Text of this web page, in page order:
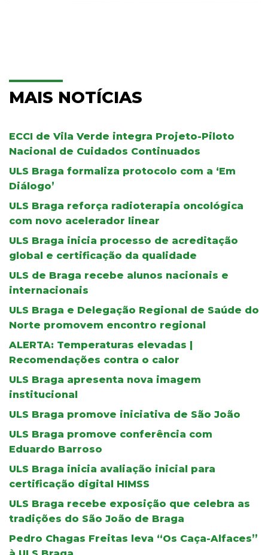
MAIS NOTÍCIAS
ECCI de Vila Verde integra Projeto-Piloto
Nacional de Cuidados Continuados
ULS Braga formaliza protocolo com a ‘Em
Diálogo’
ULS Braga reforça radioterapia oncológica
com novo acelerador linear
ULS Braga inicia processo de acreditação
global e certificação da qualidade
ULS de Braga recebe alunos nacionais e
internacionais
ULS Braga e Delegação Regional de Saúde do
Norte promovem encontro regional
ALERTA: Temperaturas elevadas |
Recomendações contra o calor
ULS Braga apresenta nova imagem
institucional
ULS Braga promove iniciativa de São João
ULS Braga promove conferência com
Eduardo Barroso
ULS Braga inicia avaliação inicial para
certificação digital HIMSS
ULS Braga recebe exposição que celebra as
tradições do São João de Braga
Pedro Chagas Freitas leva “Os Caça-Alfaces”